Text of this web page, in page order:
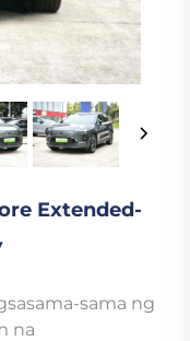
Extended-
sama ng
na